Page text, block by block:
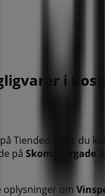
i
Tiendeo, hvor du
på Skomagergade 3 ,
oplysninger om